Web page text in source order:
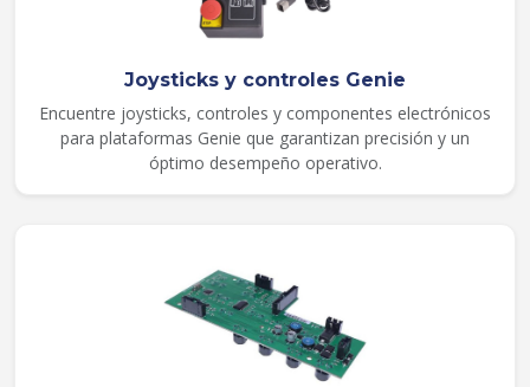
Joysticks y controles Genie
Encuentre joysticks, controles y componentes electrónicos
para plataformas Genie que garantizan precisión y un
óptimo desempeño operativo.